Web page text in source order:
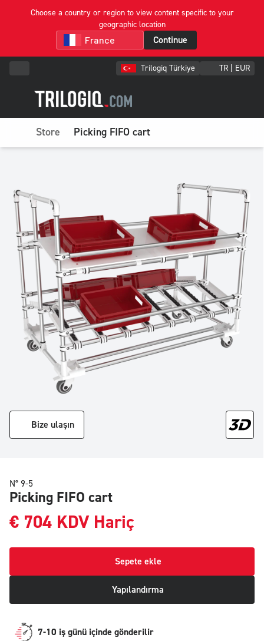
Choose a country or region to view content specific to your
geographic location
Continue
Trilogiq Türkiye TR | EUR
Store Picking FIFO cart
Bize ulaşın
N° 9-5
Picking FIFO cart
€ 704 KDV Hariç
Sepete ekle
Yapılandırma
7-10 iş günü içinde gönderilir